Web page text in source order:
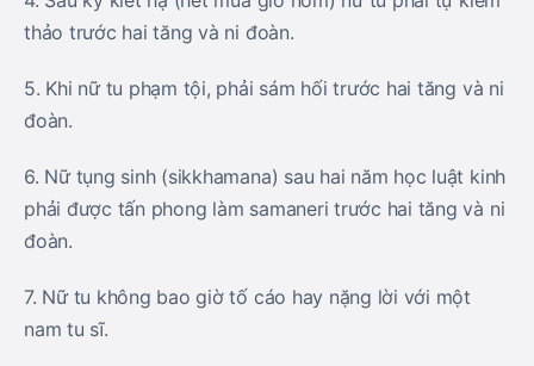
thảo trước hai tăng và ni đoàn.
5. Khi nữ tu phạm tội, phải sám hối trước hai tăng và ni
đoàn.
6. Nữ tụng sinh (sikkhamana) sau hai năm học luật kinh
phải được tấn phong làm samaneri trước hai tăng và ni
đoàn.
7. Nữ tu không bao giờ tố cáo hay nặng lời với một
nam tu sĩ.